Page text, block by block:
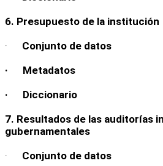
6. Presupuesto de la institución
· Conjunto de datos
· Metadatos
· Diccionario
7. Resultados de las auditorías
gubernamentales
· Conjunto de datos